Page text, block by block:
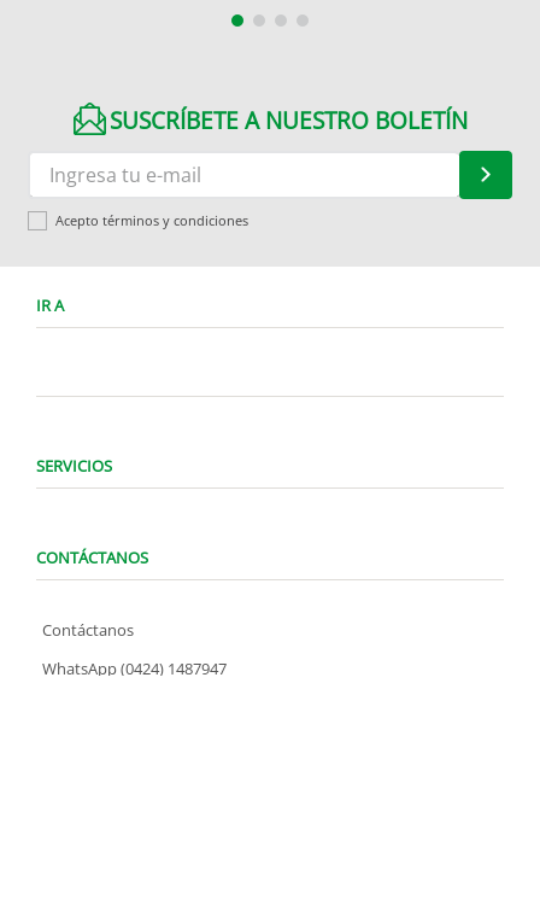
SUSCRÍBETE A NUESTRO BOLETÍN
Acepto términos y condiciones
IR A
SERVICIOS
CONTÁCTANOS
Contáctanos
WhatsApp (0424) 1487947